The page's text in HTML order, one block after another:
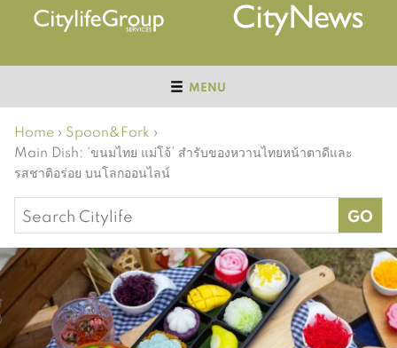
MENU
Home › Spoon&Fork ›
Main Dish: ‘ขนมไทย แม่โจ้’ สำรับของหวานไทยหน้าตาดีและ
รสชาติอร่อย บนโลกออนไลน์
Search
for: